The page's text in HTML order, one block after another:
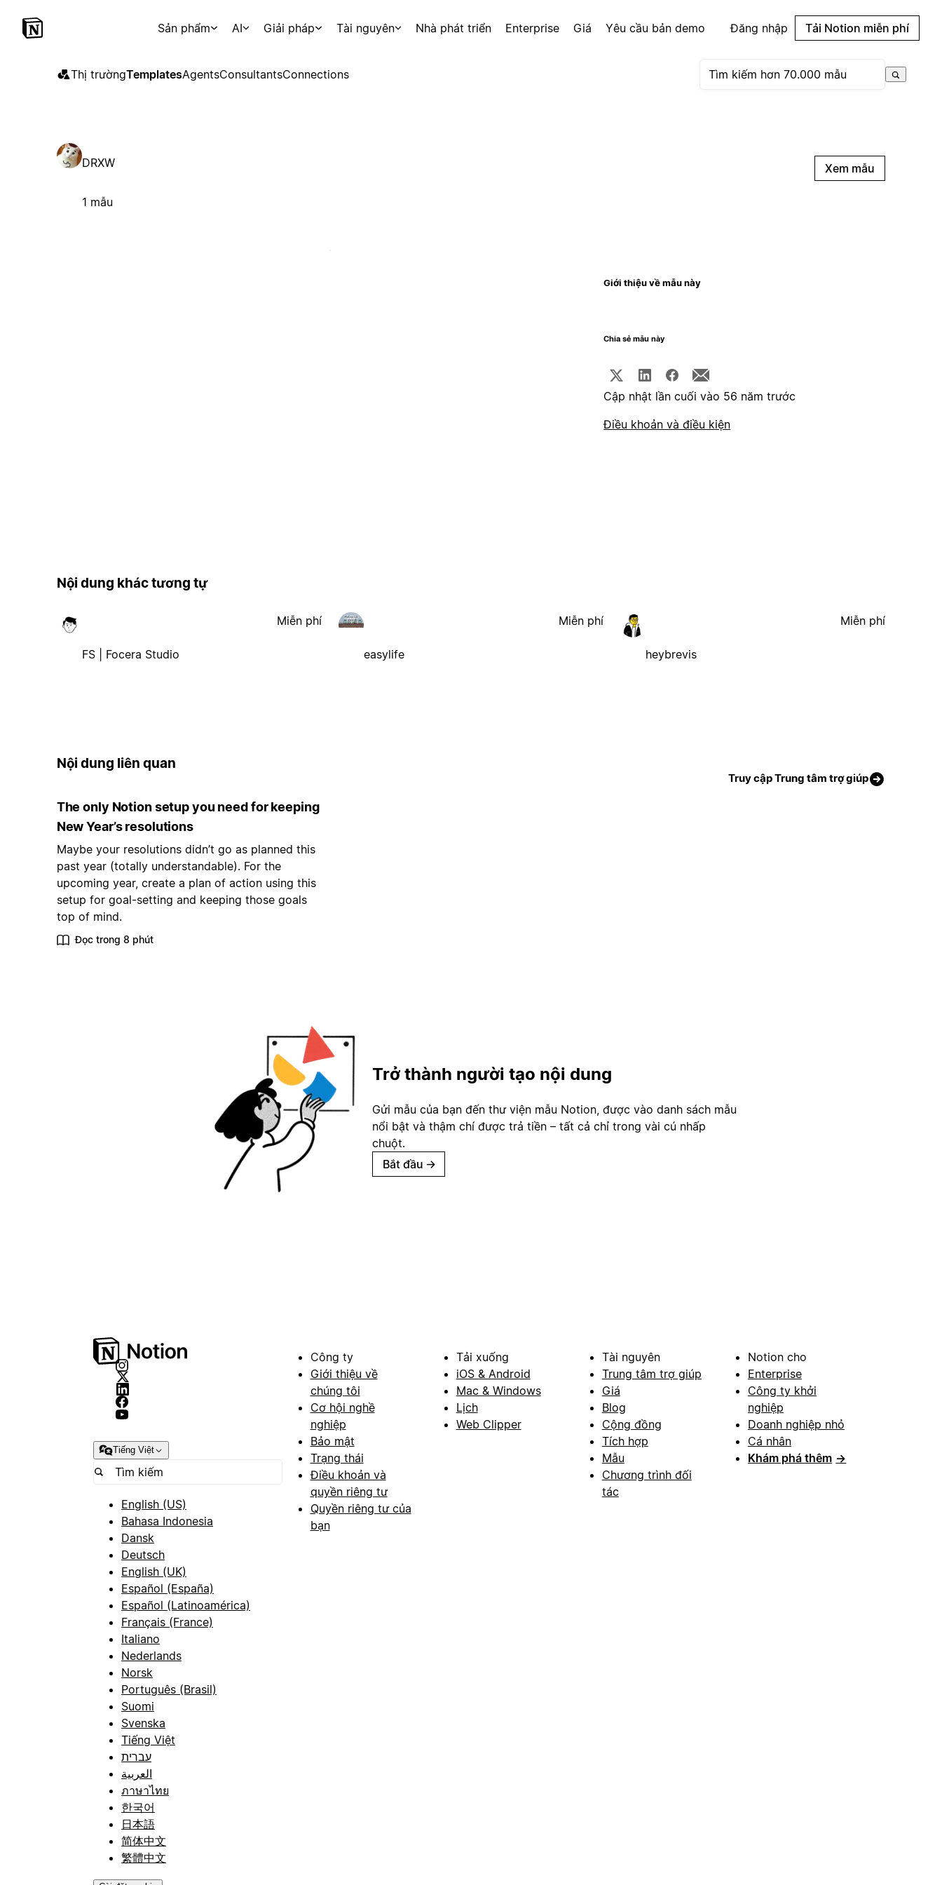
Sản phẩm AI Giải pháp Tài nguyên Nhà phát triển Enterprise Giá Yêu cầu bản demo Đăng nhập Tải Notion miễn phí
Thị trườngTemplatesAgentsConsultantsConnections
DRXW
1 mẫu
Xem mẫu
Giới thiệu về mẫu này
Chia sẻ mẫu này
Cập nhật lần cuối vào 56 năm trước
Điều khoản và điều kiện
Nội dung khác tương tự
FS | Focera Studio
Miễn phí
easylife
Miễn phí
heybrevis
Miễn phí
Nội dung liên quan
Truy cập Trung tâm trợ giúp
The only Notion setup you need for keeping
New Year’s resolutions
Maybe your resolutions didn’t go as planned this
past year (totally understandable). For the
upcoming year, create a plan of action using this
setup for goal-setting and keeping those goals
top of mind.
Đọc trong 8 phút
Trở thành người tạo nội dung
Gửi mẫu của bạn đến thư viện mẫu Notion, được vào danh sách mẫu
nổi bật và thậm chí được trả tiền – tất cả chỉ trong vài cú nhấp
chuột.
Bắt đầu →
Tiếng Việt
English (US)
Bahasa Indonesia
Dansk
Deutsch
English (UK)
Español (España)
Español (Latinoamérica)
Français (France)
Italiano
Nederlands
Norsk
Português (Brasil)
Suomi
Svenska
Tiếng Việt
עברית
العربية
ภาษาไทย
한국어
日本語
简体中文
繁體中文
Công ty
Giới thiệu về
chúng tôi
Cơ hội nghề
nghiệp
Bảo mật
Trạng thái
Điều khoản và
quyền riêng tư
Quyền riêng tư của
bạn
Tải xuống
iOS & Android
Mac & Windows
Lịch
Web Clipper
Tài nguyên
Trung tâm trợ giúp
Giá
Blog
Cộng đồng
Tích hợp
Mẫu
Chương trình đối
tác
Notion cho
Enterprise
Công ty khởi
nghiệp
Doanh nghiệp nhỏ
Cá nhân
Khám phá thêm →